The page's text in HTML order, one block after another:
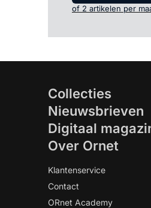
of 2 artikelen per
Collecties
Nieuwsbrieven
Digitaal
Over Ornet
Klantenservice
Contact
ORnet Academy